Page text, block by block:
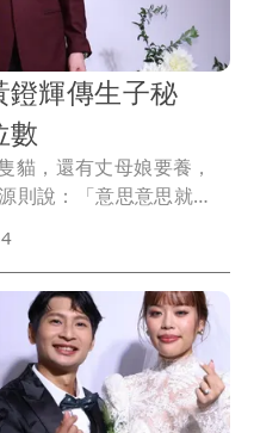
輝傳生子秘
貓，還有丈母娘要養，
則說：「意思意思就